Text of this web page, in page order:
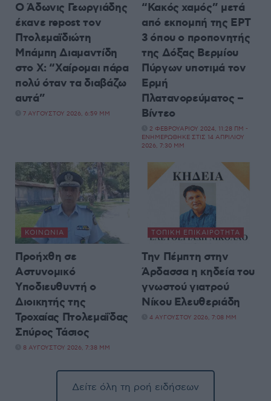
Ο Άδωνις Γεωργιάδης
έκανε repost τον
Πτολεμαϊδιώτη
Μπάμπη Διαμαντίδη
στο X: “Χαίρομαι πάρα
πολύ όταν τα διαβάζω
αυτά”
7 ΑΥΓΟΎΣΤΟΥ 2026, 6:59 ΜΜ
“Κακός χαμός” μετά
από εκπομπή της ΕΡΤ
3 όπου ο προπονητής
της Δόξας Βερμίου
Πύργων υποτιμά τον
Ερμή
Πλατανορεύματος –
Βίντεο
2 ΦΕΒΡΟΥΑΡΊΟΥ 2024, 11:28 ΠΜ -
ΕΝΗΜΕΡΏΘΗΚΕ ΣΤΙΣ 14 ΑΠΡΙΛΊΟΥ
2026, 7:30 ΜΜ
ΚΟΙΝΩΝΊΑ
Προήχθη σε
Αστυνομικό
Υποδιευθυντή ο
Διοικητής της
Τροχαίας Πτολεμαΐδας
Σπύρος Τάσιος
8 ΑΥΓΟΎΣΤΟΥ 2026, 7:38 ΜΜ
ΤΟΠΙΚΉ ΕΠΙΚΑΙΡΌΤΗΤΑ
Την Πέμπτη στην
Άρδασσα η κηδεία του
γνωστού γιατρού
Νίκου Ελευθεριάδη
4 ΑΥΓΟΎΣΤΟΥ 2026, 7:08 ΜΜ
Δείτε όλη τη ροή ειδήσεων